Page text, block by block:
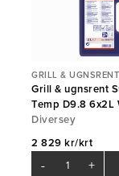
GRILL & UGNSRENT
Grill & ugnsrent
Temp D9.8 6x2L
Diversey
2 829 kr/krt
- +